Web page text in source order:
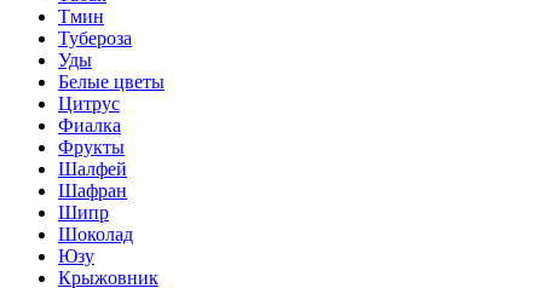
Тмин
Тубероза
Уды
Белые цветы
Цитрус
Фиалка
Фрукты
Шалфей
Шафран
Шипр
Шоколад
Юзу
Крыжовник